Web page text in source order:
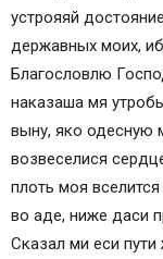
устрояяй
державных моих,
Благословлю
наказаша мя
выну, яко одесную
возвеселися
плоть моя
во аде, ниже даси
Сказал ми еси